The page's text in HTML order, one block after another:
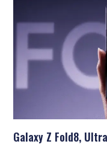
Galaxy Z Fold8,